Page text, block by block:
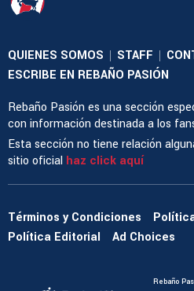
QUIENES SOMOS | STAFF |
ESCRIBE EN REBAÑO PASIÓN
Rebaño Pasión es una sección
con información destinada a los
Esta sección no tiene relación
sitio oficial haz click aquí
Términos y Condiciones
Política Editorial
Ad Choices
Rebaño